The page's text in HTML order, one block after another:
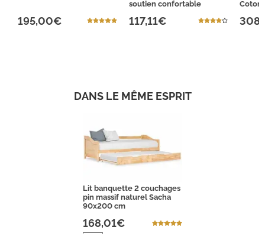
195,00€
soutien confortable
117,11€
DANS LE MÊME ESPRIT
Lit banquette 2 couchages
pin massif naturel Sacha
90x200 cm
168,01€